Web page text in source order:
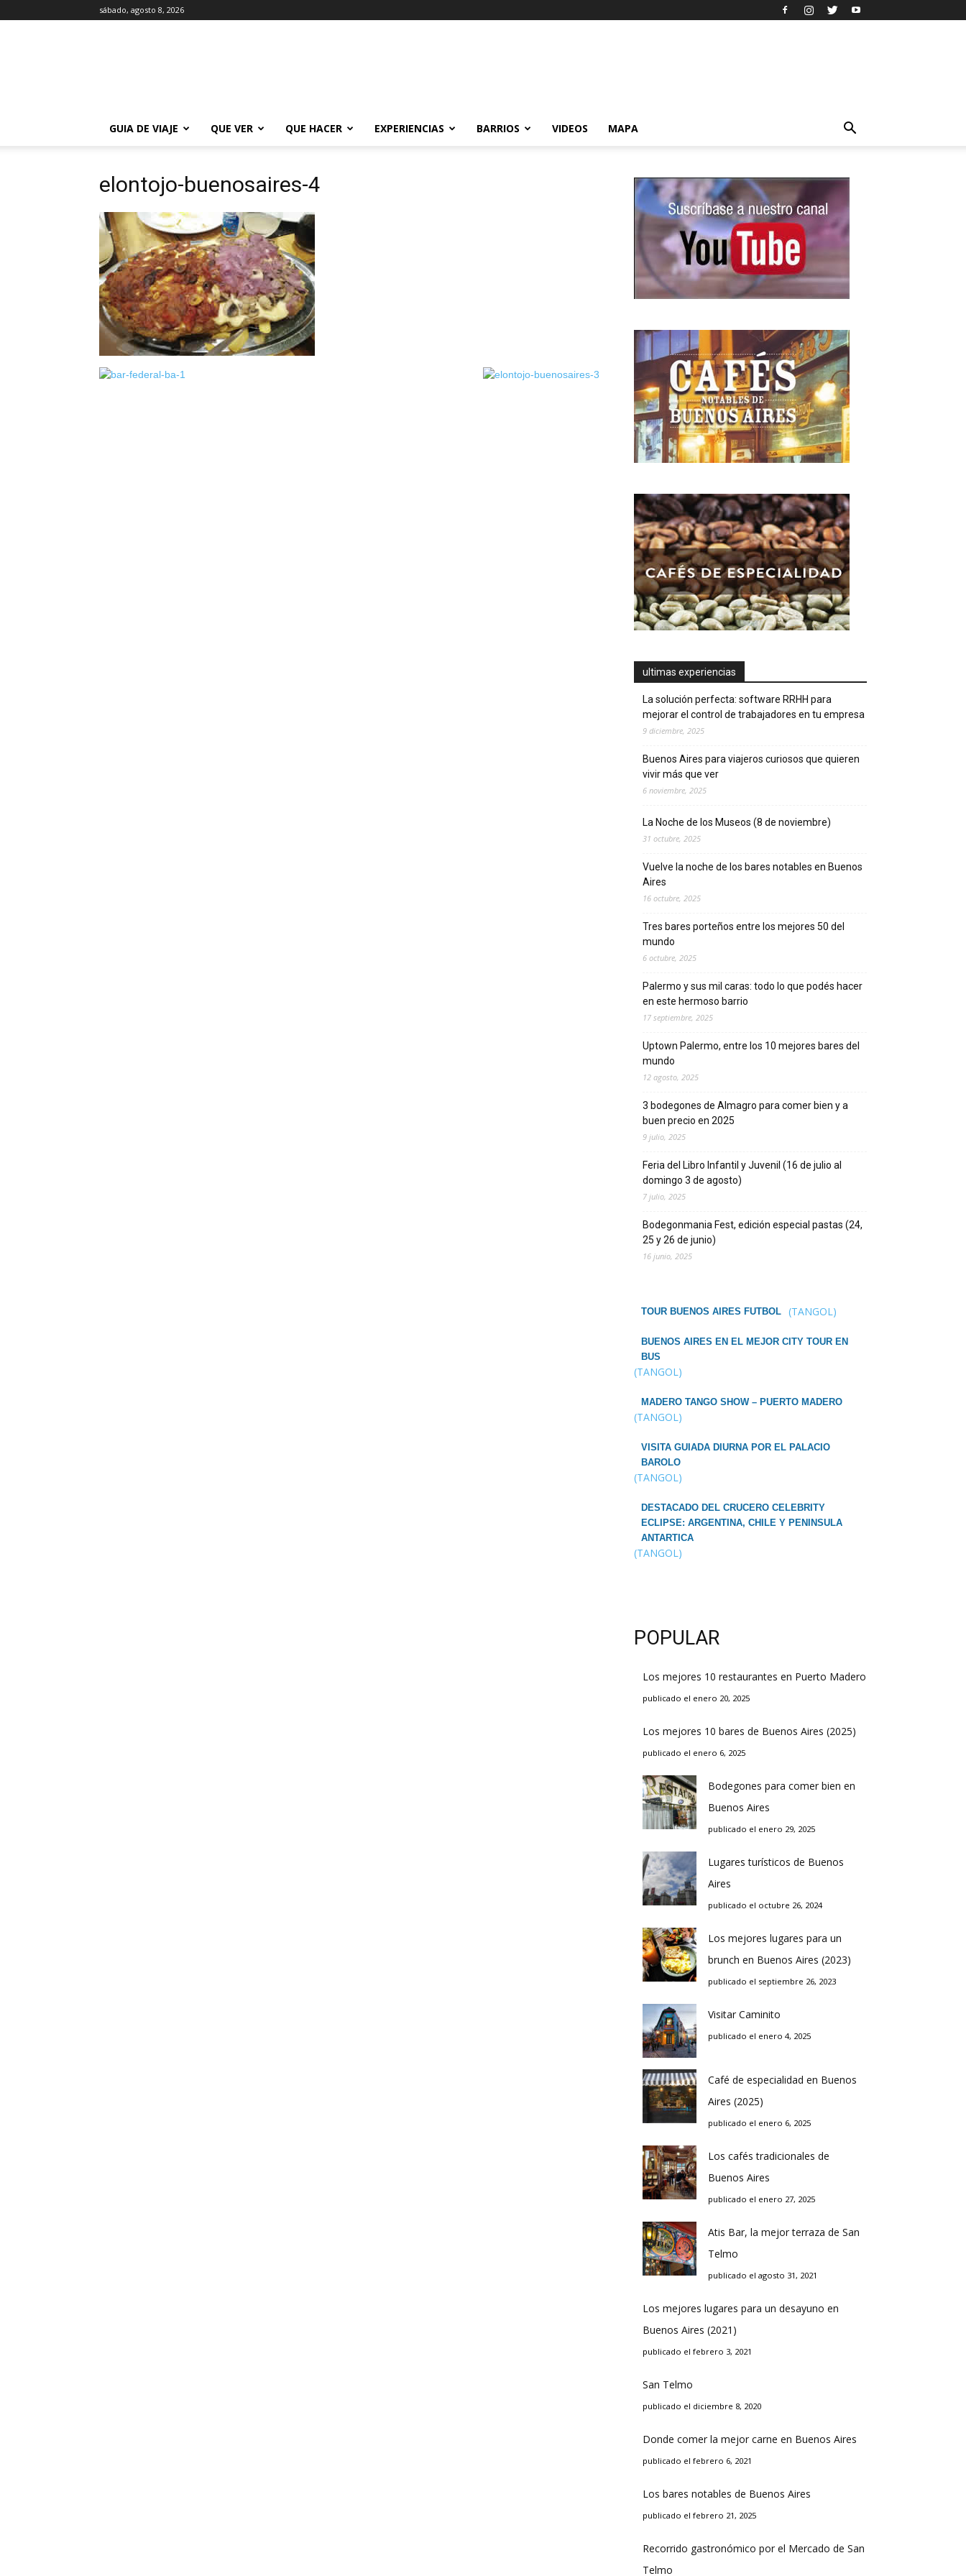
sábado, agosto 8, 2026
GUIA DE VIAJE
QUE VER QUE HACER EXPERIENCIAS BARRIOS VIDEOS MAPA
elontojo-buenosaires-4
ultimas experiencias
La solución perfecta: software RRHH para
mejorar el control de trabajadores en tu empresa
9 diciembre, 2025
Buenos Aires para viajeros curiosos que quieren
vivir más que ver
6 noviembre, 2025
La Noche de los Museos (8 de noviembre)
31 octubre, 2025
Vuelve la noche de los bares notables en Buenos
Aires
16 octubre, 2025
Tres bares porteños entre los mejores 50 del
mundo
6 octubre, 2025
Palermo y sus mil caras: todo lo que podés hacer
en este hermoso barrio
17 septiembre, 2025
Uptown Palermo, entre los 10 mejores bares del
mundo
12 agosto, 2025
3 bodegones de Almagro para comer bien y a
buen precio en 2025
9 julio, 2025
Feria del Libro Infantil y Juvenil (16 de julio al
domingo 3 de agosto)
7 julio, 2025
Bodegonmania Fest, edición especial pastas (24,
25 y 26 de junio)
16 junio, 2025
TOUR BUENOS AIRES FUTBOL (TANGOL)
BUENOS AIRES EN EL MEJOR CITY TOUR EN
BUS
(TANGOL)
MADERO TANGO SHOW – PUERTO MADERO
(TANGOL)
VISITA GUIADA DIURNA POR EL PALACIO
BAROLO
(TANGOL)
DESTACADO DEL CRUCERO CELEBRITY
ECLIPSE: ARGENTINA, CHILE Y PENINSULA
ANTARTICA
(TANGOL)
POPULAR
Los mejores 10 restaurantes en Puerto Madero
publicado el enero 20, 2025
Los mejores 10 bares de Buenos Aires (2025)
publicado el enero 6, 2025
Bodegones para comer bien en
Buenos Aires
publicado el enero 29, 2025
Lugares turísticos de Buenos
Aires
publicado el octubre 26, 2024
Los mejores lugares para un
brunch en Buenos Aires (2023)
publicado el septiembre 26, 2023
Visitar Caminito
publicado el enero 4, 2025
Café de especialidad en Buenos
Aires (2025)
publicado el enero 6, 2025
Los cafés tradicionales de
Buenos Aires
publicado el enero 27, 2025
Atis Bar, la mejor terraza de San
Telmo
publicado el agosto 31, 2021
Los mejores lugares para un desayuno en
Buenos Aires (2021)
publicado el febrero 3, 2021
San Telmo
publicado el diciembre 8, 2020
Donde comer la mejor carne en Buenos Aires
publicado el febrero 6, 2021
Los bares notables de Buenos Aires
publicado el febrero 21, 2025
Recorrido gastronómico por el Mercado de San
Telmo